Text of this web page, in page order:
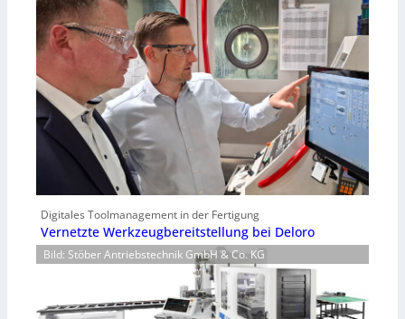
Digitales Toolmanagement in der Fertigung
Vernetzte Werkzeugbereitstellung bei Deloro
Bild: Stöber Antriebstechnik GmbH & Co. KG